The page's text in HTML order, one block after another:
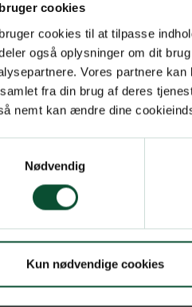
cookies
cookies til at tilpasse
også oplysninger om dit
Vores partnere
fra din brug af deres
nemt kan ændre dine
Nødvendig
Kun nødvendige cookies